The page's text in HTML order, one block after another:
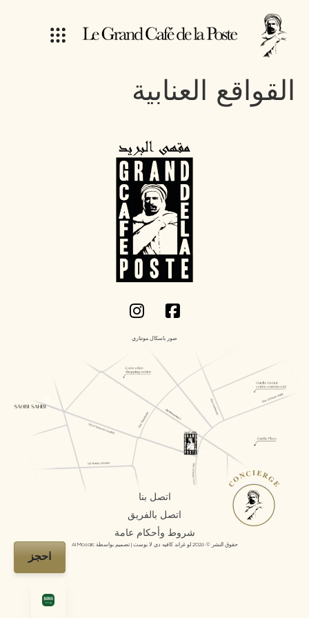
القواقع العنابية
اتصل بنا
اتصل بالفريق
شروط وأحكام عامة
صور باسكال مونتاري
حقوق النشر © 2026 لو غراند كافيه دي لا بوست | تصميم بواسطة AI Mosaic
احجز
CONCIERGE